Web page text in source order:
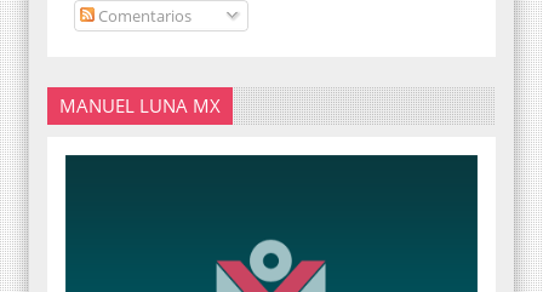
Comentarios
MANUEL LUNA MX